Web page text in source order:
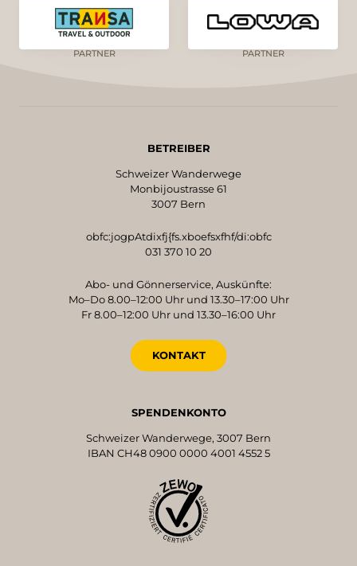
PARTNER PARTNER
BETREIBER
Schweizer Wanderwege
Monbijoustrasse 61
3007 Bern
obfc:jogpAtdixfj{fs.xboefsxfhf/di:obfc
031 370 10 20
Abo- und Gönnerservice, Auskünfte:
Mo–Do 8.00–12:00 Uhr und 13.30–17:00 Uhr
Fr 8.00–12:00 Uhr und 13.30–16:00 Uhr
KONTAKT
SPENDENKONTO
Schweizer Wanderwege, 3007 Bern
IBAN CH48 0900 0000 4001 4552 5